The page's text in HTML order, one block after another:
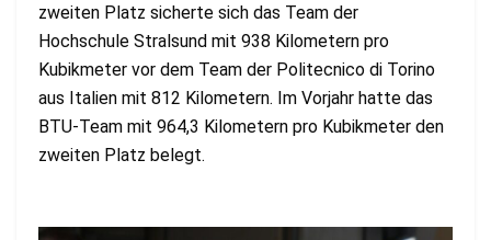
zweiten Platz sicherte sich das Team der
Hochschule Stralsund mit 938 Kilometern pro
Kubikmeter vor dem Team der Politecnico di Torino
aus Italien mit 812 Kilometern. Im Vorjahr hatte das
BTU-Team mit 964,3 Kilometern pro Kubikmeter den
zweiten Platz belegt.